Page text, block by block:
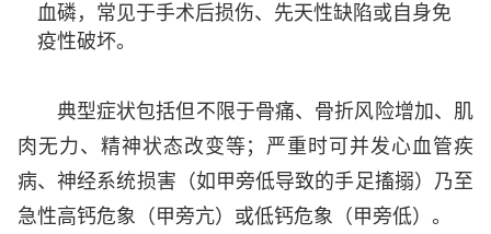
血磷，常见于手术后损伤、先天性缺陷或自身免
疫性破坏。
典型症状包括但不限于骨痛、骨折风险增加、肌
肉无力、精神状态改变等；严重时可并发心血管疾
病、神经系统损害（如甲旁低导致的手足搐搦）乃至
急性高钙危象（甲旁亢）或低钙危象（甲旁低）。